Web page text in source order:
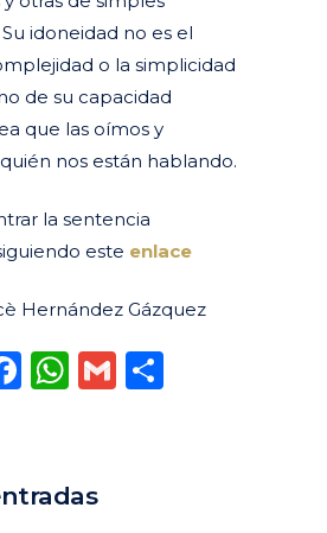
idoneidad no es el
o la simplicidad
de su capacidad
que las oímos y
nos están hablando.
la sentencia
este enlace
Hernández Gázquez
Facebook
WhatsApp
Gmail